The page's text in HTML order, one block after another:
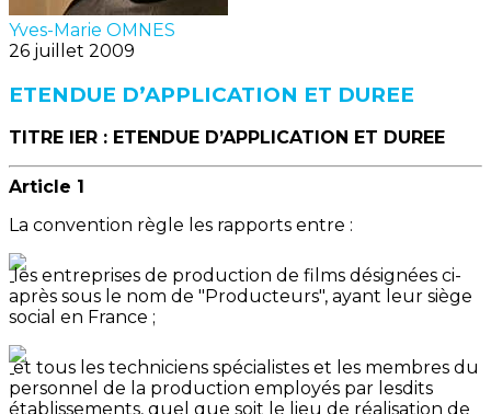
Yves-Marie OMNES
26 juillet 2009
ETENDUE D’APPLICATION ET DUREE
TITRE IER : ETENDUE D’APPLICATION ET DUREE
Article 1
La convention règle les rapports entre :
les entreprises de production de films désignées ci-
après sous le nom de "Producteurs", ayant leur siège
social en France ;
et tous les techniciens spécialistes et les membres du
personnel de la production employés par lesdits
établissements, quel que soit le lieu de réalisation de